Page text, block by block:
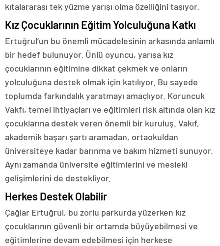
kıtalararası tek yüzme yarışı olma özelliğini taşıyor.
Kız Çocuklarının Eğitim Yolculuğuna Katkı
Ertuğrul’un bu önemli mücadelesinin arkasında anlamlı
bir hedef bulunuyor. Ünlü oyuncu, yarışa kız
çocuklarının eğitimine dikkat çekmek ve onların
yolculuğuna destek olmak için katılıyor. Bu sayede
toplumda farkındalık yaratmayı amaçlıyor. Koruncuk
Vakfı, temel ihtiyaçları ve eğitimleri risk altında olan kız
çocuklarına destek veren önemli bir kuruluş. Vakıf,
akademik başarı şartı aramadan, ortaokuldan
üniversiteye kadar barınma ve bakım hizmeti sunuyor.
Aynı zamanda üniversite eğitimlerini ve mesleki
gelişimlerini de destekliyor.
Herkes Destek Olabilir
Çağlar Ertuğrul, bu zorlu parkurda yüzerken kız
çocuklarının güvenli bir ortamda büyüyebilmesi ve
eğitimlerine devam edebilmesi için herkese